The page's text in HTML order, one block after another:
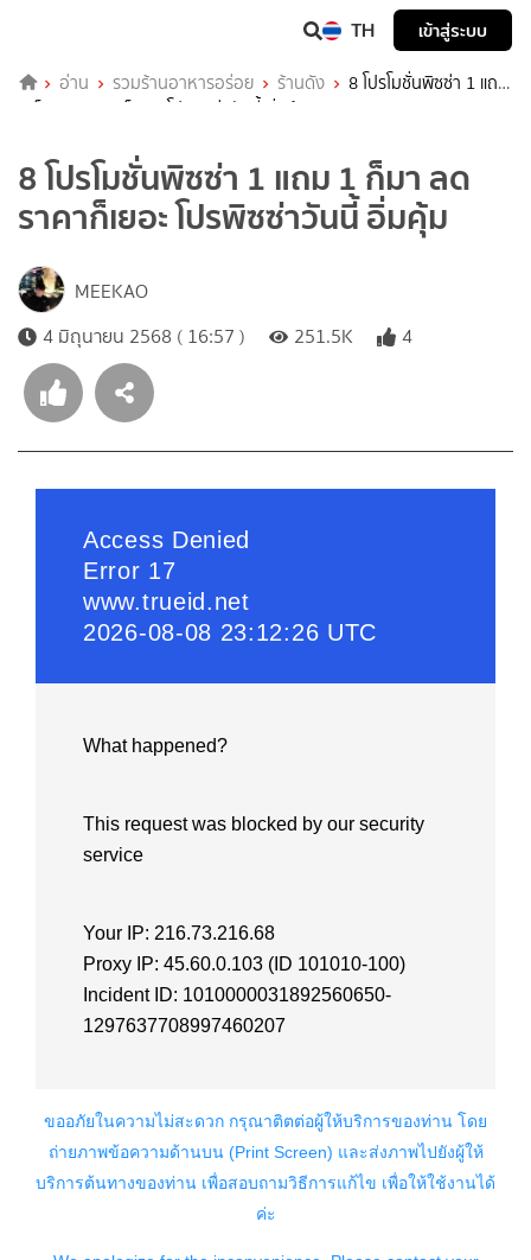
TH เข้าสู่ระบบ
อ่าน รวมร้านอาหารอร่อย ร้านดัง
8 โปรโมชั่นพิซซ่า 1 แถม
1 ก็มา ลดราคาก็เยอะ โปรพิซซ่าวันนี้ อิ่มคุ้ม
8 โปรโมชั่นพิซซ่า 1 แถม 1 ก็มา ลด
ราคาก็เยอะ โปรพิซซ่าวันนี้ อิ่มคุ้ม
MEEKAO
4 มิถุนายน 2568 ( 16:57 )
251.5K 4